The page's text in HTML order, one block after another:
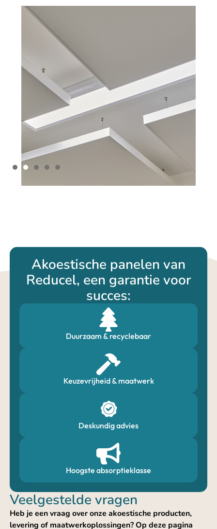
Akoestische panelen van
Reducel, een garantie voor
succes:
Duurzaam & recyclebaar
Keuzevrijheid & maatwerk​
Deskundig advies
Hoogste absorptieklasse
Veelgestelde vragen
Heb je een vraag over onze akoestische producten,
levering of maatwerkoplossingen? Op deze pagina